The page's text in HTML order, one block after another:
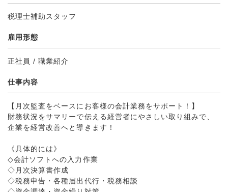
税理士補助スタッフ
雇用形態
正社員 / 職業紹介
仕事内容
【月次監査をベースにお客様の会計業務をサポート！】
財務状況をサマリーで伝える経営者にやさしい取り組みで、
企業を経営改善へと導きます！
《具体的には》
◇会計ソフトへの入力作業
◇月次決算書作成
◇税務申告・各種届出代行・税務相談